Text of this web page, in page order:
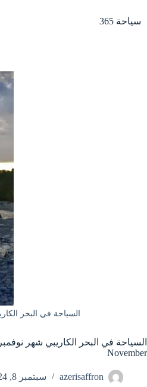
المحتوى
سياحة 365
السياحة في البحر
November
azerisaffron سبتمبر 8, 2024